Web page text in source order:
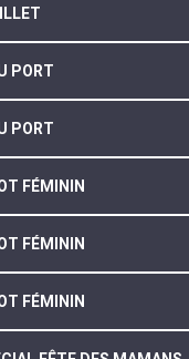
PORT
PORT
FÉMININ
FÉMININ
FÉMININ